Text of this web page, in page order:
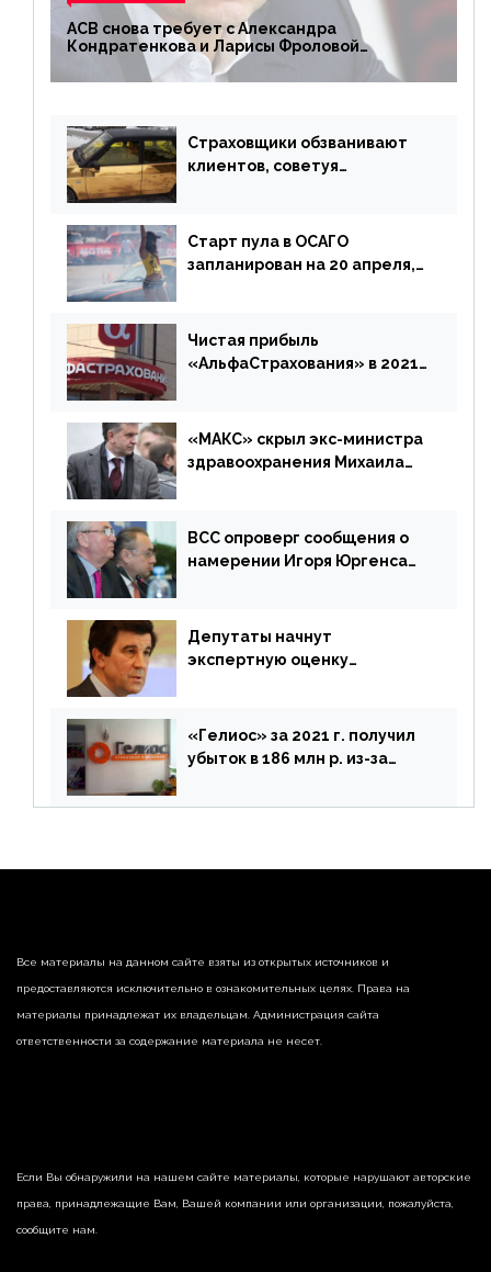
АСВ снова требует с Александра
Кондратенкова и Ларисы Фроловой
возмещения убытков на 1,5 млрд р.
Страховщики обзванивают
клиентов, советуя
Старт пула в ОСАГО
запланирован на 20 апреля,
дублировать [дополнено]
Чистая прибыль
«АльфаСтрахования» в 2021
«МАКС» скрыл экс-министра
здравоохранения Михаила
ВСС опроверг сообщения о
намерении Игоря Юргенса
Депутаты начнут
экспертную оценку
«Гелиос» за 2021 г. получил
убыток в 186 млн р. из-за
реализации недвижимости
Все материалы на данном сайте взяты из открытых источников и
предоставляются исключительно в ознакомительных целях. Права на
материалы принадлежат их владельцам. Администрация сайта
ответственности за содержание материала не несет.
Если Вы обнаружили на нашем сайте материалы, которые нарушают авторские
права, принадлежащие Вам, Вашей компании или организации, пожалуйста,
сообщите нам.